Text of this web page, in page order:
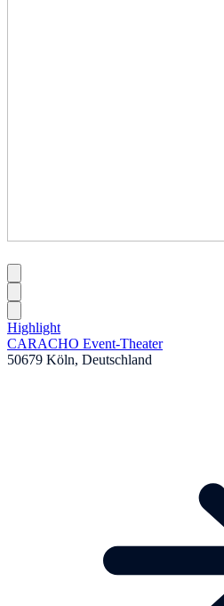
Highlight
CARACHO Event-Theater
50679 Köln, Deutschland